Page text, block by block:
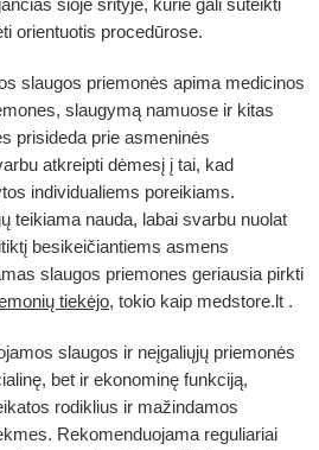
šioje srityje, kurie gali suteikti
orientuotis procedūrose.
slaugos priemonės apima medicinos
slaugymą namuose ir kitas
prisideda prie asmeninės
atkreipti dėmesį į tai, kad
individualiems poreikiams.
teikiama nauda, labai svarbu nuolat
besikeičiantiems asmens
slaugos priemones geriausia pirkti
tiekėjo, tokio kaip medstore.lt .
slaugos ir neįgaliųjų priemonės
bet ir ekonominę funkciją,
rodiklius ir mažindamos
Rekomenduojama reguliariai